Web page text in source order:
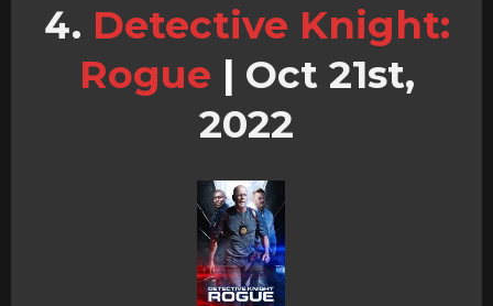
Detective Knight:
Rogue | Oct 21st,
2022